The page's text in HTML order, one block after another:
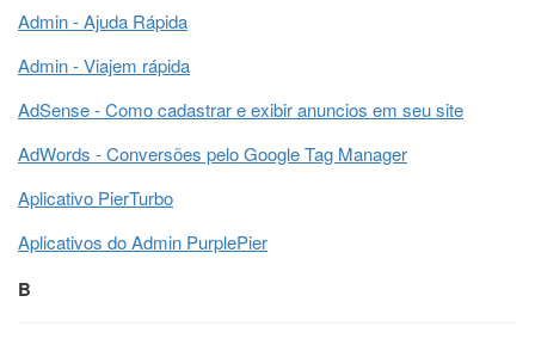
Admin - Ajuda Rápida
Admin - Viajem rápida
AdSense - Como cadastrar e exibir anuncios em seu site
AdWords - Conversões pelo Google Tag Manager
Aplicativo PierTurbo
Aplicativos do Admin PurplePier
B